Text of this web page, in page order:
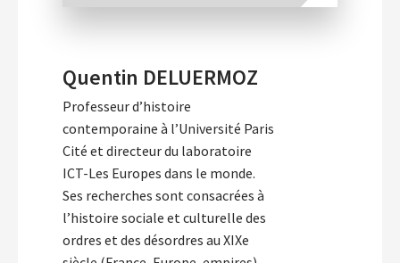
Quentin DELUERMOZ
Professeur d’histoire
contemporaine à l’Université Paris
Cité et directeur du laboratoire
ICT-Les Europes dans le monde.
Ses recherches sont consacrées à
l’histoire sociale et culturelle des
ordres et des désordres au XIXe